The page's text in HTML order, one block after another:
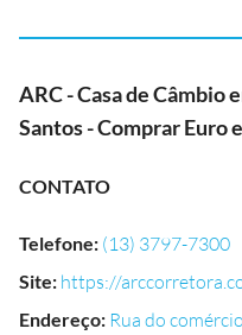
ARC - Casa de Câmbio
Santos - Comprar Euro
CONTATO
Telefone: (13) 3797-7300
Site: https://
Endereço: Rua do